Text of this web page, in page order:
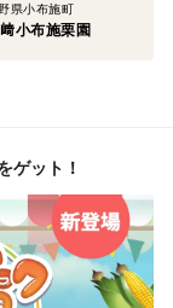
県小布施町
小布施栗園
ゲット！